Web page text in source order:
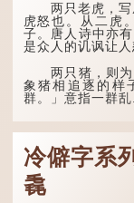
会须一饮三百杯
说：上天给了我
有用到的地方；
去，也终会重新得
李白作此诗时
天宝十一年。当
玄宗赐金放还约八
两只老虎，写
虎怒也。从二虎
子。唐人诗中亦
是众人的讥讽让人
两只猪，则为
象猪相追逐的样
群。」意指一群乱
冷僻字系
毳